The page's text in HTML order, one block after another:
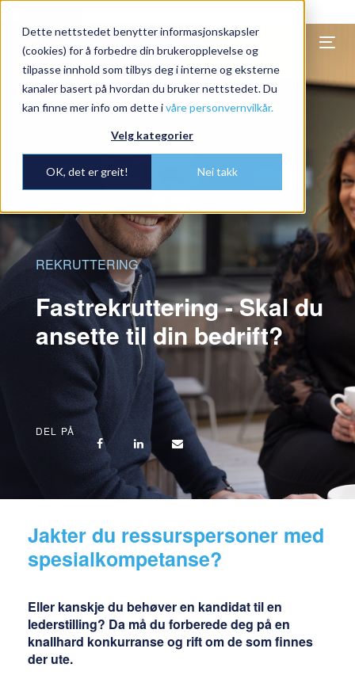
Dette nettstedet benytter informasjonskapsler
(cookies) for å forbedre din brukeropplevelse og
tilpasse innhold som tilbys deg i interne og eksterne
kanaler basert på hvordan du bruker nettstedet. Du
kan finne mer info om dette ivåre personvernvilkår.
Velg kategorier
OK, det er greit! Nei takk
REKRUTTERING
Fastrekruttering - Skal du
ansette til din bedrift?
DEL PÅ
Jakter du ressurspersoner med
spesialkompetanse?
Eller kanskje du behøver en kandidat til en
lederstilling? Da må du forberede deg på en
knallhard konkurranse og rift om de som finnes
der ute.